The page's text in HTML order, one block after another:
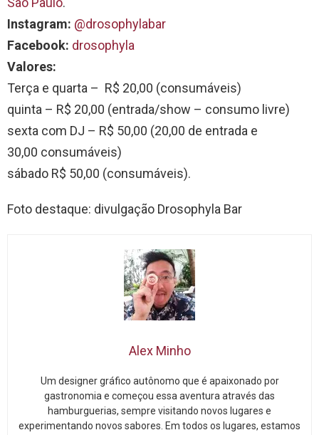
Instagram: @drosophylabar
Facebook: drosophyla
Valores:
Terça e quarta – R$ 20,00 (consumáveis)
quinta – R$ 20,00 (entrada/show – consumo livre)
sexta com DJ – R$ 50,00 (20,00 de entrada e
30,00 consumáveis)
sábado R$ 50,00 (consumáveis).
Foto destaque: divulgação Drosophyla Bar
Alex Minho
Um designer gráfico autônomo que é apaixonado por
gastronomia e começou essa aventura através das
hamburguerias, sempre visitando novos lugares e
experimentando novos sabores. Em todos os lugares, estamos